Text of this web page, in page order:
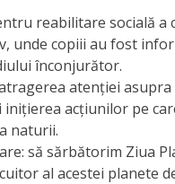
reabilitare socială a
unde copiii au fost
înconjurător.
atenţiei
acţiunilor pe
naturii.
să sărbătorim Ziua
al acestei planete